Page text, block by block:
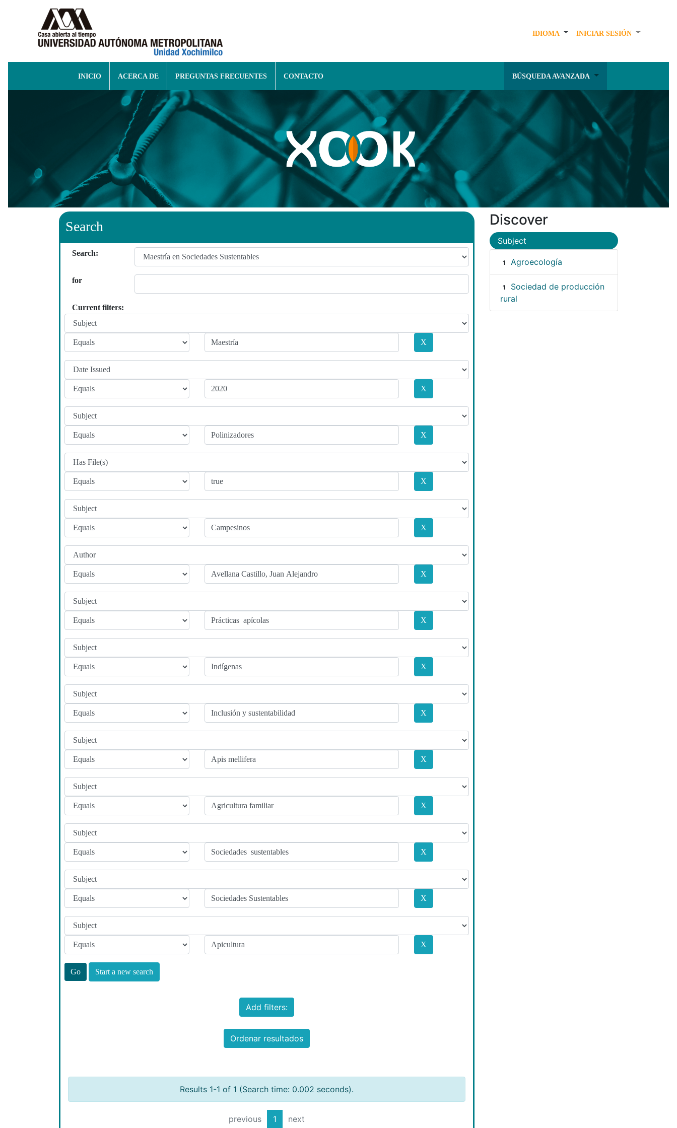
IDIOMA INICIAR SESIÓN
INICIO ACERCA DE PREGUNTAS FRECUENTES CONTACTO BÚSQUEDA AVANZADA
Search
Search:
for
Current filters:
Start a new search
Add filters:
Ordenar resultados
Results 1-1 of 1 (Search time: 0.002 seconds).
previous 1 next
Discover
Subject
1 Agroecología
1
Sociedad de producción
rural